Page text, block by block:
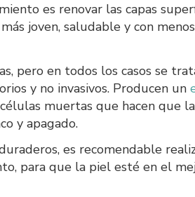
es renovar las capas
joven, saludable y con menos
pero en todos los casos se
y no invasivos. Producen un
muertas que hacen que
y apagado.
es recomendable
para que la piel esté en el